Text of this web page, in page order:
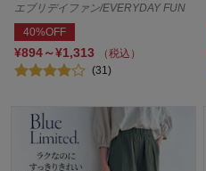
エブリデイファン/EVERYDAY FUN
40%OFF
¥894～¥1,313
（税込）
(31)